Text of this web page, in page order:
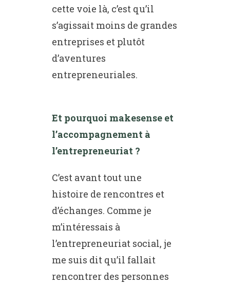
cette voie là, c’est qu’il
s’agissait moins de grandes
entreprises et plutôt
d’aventures
entrepreneuriales.
Et pourquoi makesense et
l’accompagnement à
l’entrepreneuriat ?
C’est avant tout une
histoire de rencontres et
d’échanges. Comme je
m’intéressais à
l’entrepreneuriat social, je
me suis dit qu’il fallait
rencontrer des personnes